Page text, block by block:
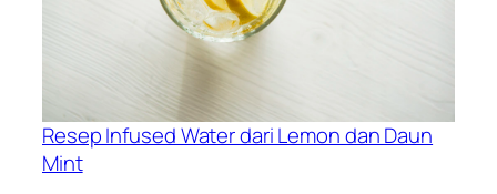
Resep Infused Water dari Lemon dan Daun
Mint